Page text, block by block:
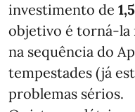
investimento de
objetivo é torná-la
na sequência do
tempestades (já
problemas sérios.